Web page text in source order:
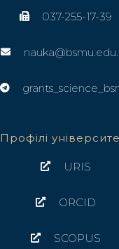
037-255-17-39
Профілі
URIS
ORCID
SCOPUS